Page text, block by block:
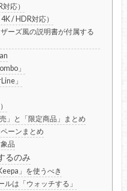
応）
/ HDR対応）
ーズ風の説明書が付属する
」
」
」と「限定商品」まとめ
ーンまとめ
品
るのみ
」を使うべき
は「ウォッチする」